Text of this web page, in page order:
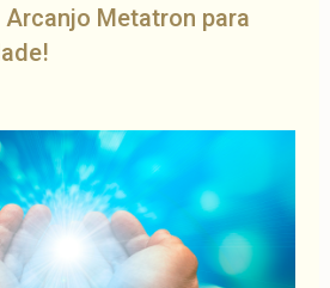
Metatron para